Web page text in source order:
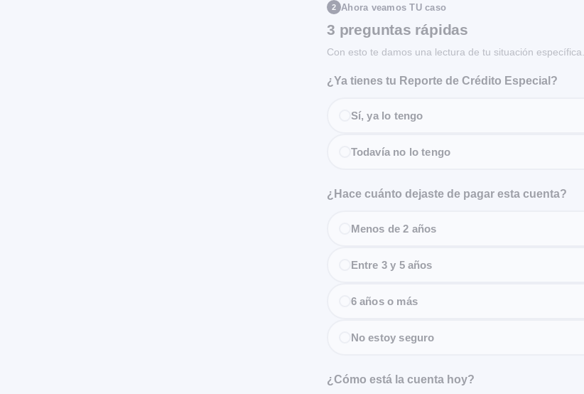
2 Ahora veamos TU caso
3 preguntas rápidas
Con esto te damos una lectura de tu situación específica.
¿Ya tienes tu Reporte de Crédito Especial?
Sí, ya lo tengo
Todavía no lo tengo
¿Hace cuánto dejaste de pagar esta cuenta?
Menos de 2 años
Entre 3 y 5 años
6 años o más
No estoy seguro
¿Cómo está la cuenta hoy?